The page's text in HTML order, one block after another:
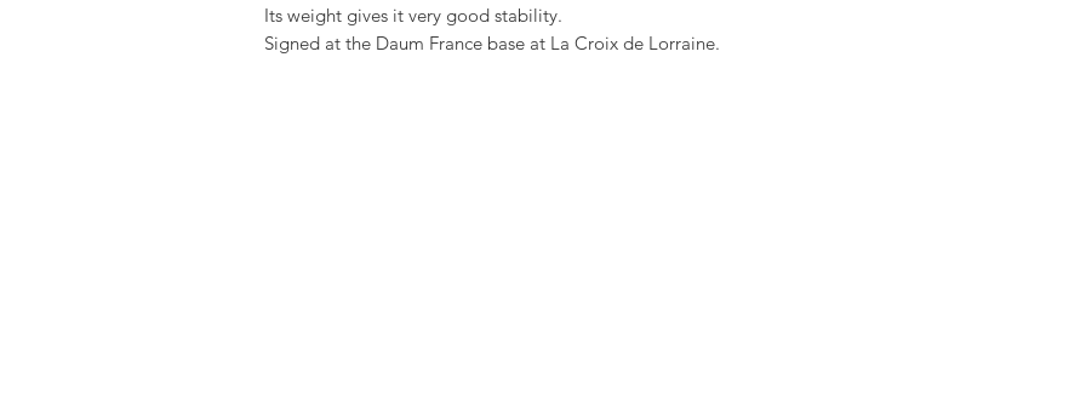
Its weight gives it very good stability.
Signed at the Daum France base at La Croix de Lorraine.